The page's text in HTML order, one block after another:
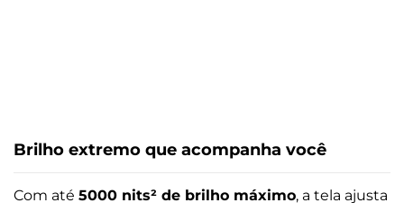
Tipo de carregador:
Brilho extremo que acompanha você
Com até 5000 nits² de brilho máximo, a tela ajusta